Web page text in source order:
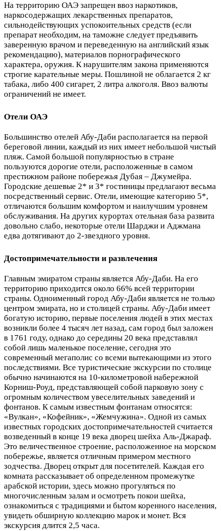
На территорию ОАЭ запрещен ввоз наркотиков,
наркосодержащих лекарственных препаратов,
сильнодействующих успокоительных средств (если
препарат необходим, на таможне следует предъявить
заверенную врачом и переведенную на английский язык
рекомендацию), материалов порнографического
характера, оружия. К нарушителям закона применяются
строгие карательные меры. Пошлиной не облагается 2 кг
табака, либо 400 сигарет, 2 литра алкоголя. Ввоз валюты
ограничений не имеет.
Отели ОАЭ
Большинство отелей Абу-Даби располагается на первой
береговой линии, каждый из них имеет небольшой чистый
пляж. Самой большой популярностью в стране
пользуются дорогие отели, расположенные в самом
престижном районе побережья Дубая – Джумейра.
Городские дешевые 2* и 3* гостиницы предлагают весьма
посредственный сервис. Отели, имеющие категорию 5*,
отличаются большим комфортом и наилучшим уровнем
обслуживания. На других курортах отельная база развита
довольно слабо, некоторые отели Шарджи и Аджмана
едва дотягивают до 2-звездного уровня.
Достопримечательности и развлечения
Главным эмиратом страны является Абу-Даби. На его
территорию приходится около 66% всей территории
страны. Одноименный город Абу-Даби является не только
центром эмирата, но и столицей страны. Абу-Даби имеет
богатую историю, первые поселения людей в этих местах
возникли более 4 тысяч лет назад, сам город был заложен
в 1761 году, однако до середины 20 века представлял
собой лишь маленькое поселение, сегодня это
современный мегаполис со всеми вытекающими из этого
последствиями. Все туристические экскурсии по столице
обычно начинаются на 10-километровой набережной
Корниш-Роуд, представляющей собой парковую зону с
огромным количеством увеселительных заведений и
фонтанов. К самым известным фонтанам относятся:
«Вулкан», «Кофейник», «Жемчужина». Одной из самых
известных городских достопримечательностей считается
возведенный в конце 19 века дворец шейха Аль-Джараф.
Это величественное строение, расположенное на морском
побережье, является отличным примером местного
зодчества. Дворец открыт для посетителей. Каждая его
комната рассказывает об определенном промежутке
арабской истории, здесь можно прогуляться по
многочисленным залам и осмотреть покои шейха,
ознакомиться с традициями и бытом коренного населения,
увидеть обширную коллекцию марок и монет. Вся
экскурсия длится 2,5 часа.